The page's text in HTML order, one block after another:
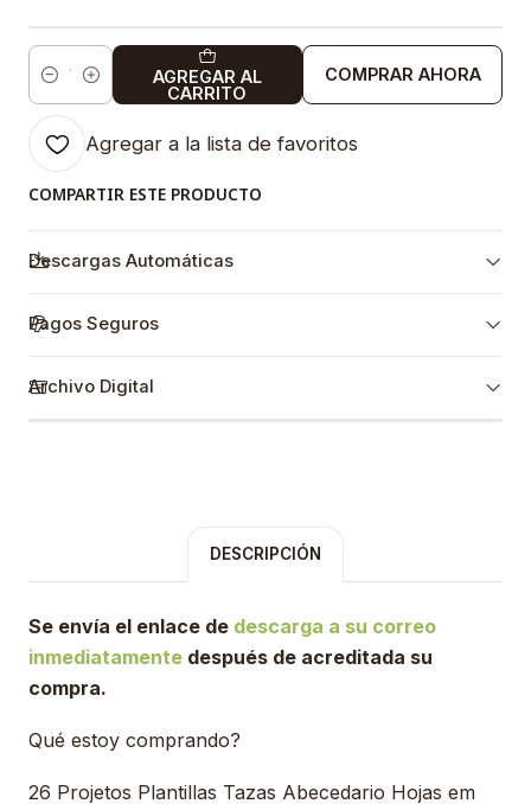
Cantidad
AGREGAR AL
CARRITO
COMPRAR AHORA
Agregar a la lista de favoritos
COMPARTIR ESTE PRODUCTO
Descargas Automáticas
Pagos Seguros
Archivo Digital
DESCRIPCIÓN
Se envía el enlace de descarga a su correo
inmediatamente después de acreditada su
compra.
Qué estoy comprando?
26 Projetos Plantillas Tazas Abecedario Hojas em